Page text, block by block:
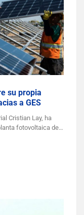
su propia
a GES
Cristian Lay, ha
fotovoltaica de…